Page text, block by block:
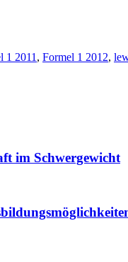
1 2011 , Formel 1 2012,
im Schwergewicht